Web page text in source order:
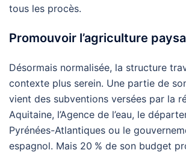
tous les procès.
Promouvoir l’agriculture
Désormais normalisée, la structure
contexte plus serein. Une partie de
vient des subventions versées par la
Aquitaine, l’Agence de l’eau, le
Pyrénées-Atlantiques ou le
espagnol. Mais 20 % de son budget